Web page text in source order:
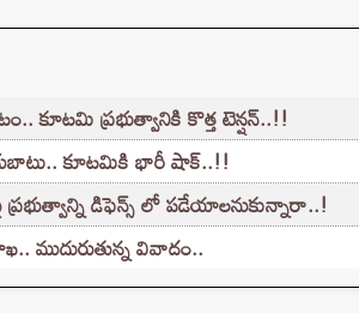
కూటమి ప్రభుత్వానికి కొత్త టెన్షన్..!!
కూటమికి భారీ షాక్..!!
ప్రభుత్వాన్ని డిఫెన్స్ లో పడేయాలనుకున్నారా..!
ముదురుతున్న వివాదం..